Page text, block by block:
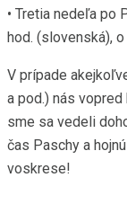
• Tretia nedeľa po
hod. (slovenská),
V prípade
a pod.) nás
sme sa vedeli
čas Paschy a
voskrese!